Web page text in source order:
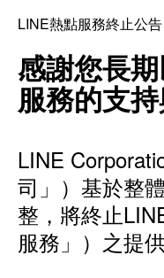
LINE熱點服務終止公告
感謝您長
服務的支持
LINE
司」）基於整
整，將終止
服務」）之提